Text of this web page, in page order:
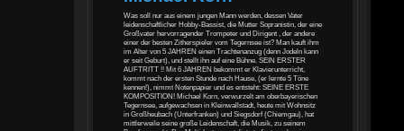
Was soll nur aus einem jungen Mann werden, dessen Vater
leidenschaftlicher Hobby-Bassist, die Mutter Sopranistin, der eine
Großvater hervorragender Trompeter und Dirigent , der andere
einer der besten Zitherspieler vom Tegernsee ist? Man kauft ihm
im Alter von 5 JAHREN einen Trachtenanzug (denn Jodeln kann
er seit Geburt), und stellt ihn auf eine Bühne. SEIN ERSTER
AUFTRITT !! Mit 6 JAHREN bekommt er Klavierunterricht,
kommt nach der ersten Stunde nach Hause, (er lernte 5 Töne
kennen!), nimmt Notenpapier und es entsteht: SEINE ERSTE
KOMPOSITION! Michael Korn, verwurzelt am oberbayerischen
Tegernsee, aufgewachsen in Kleinwallstadt, heute mit Wohnsitz
in Großheubach (Unterfranken) und Siegsdorf (Chiemgau), hat
mittlerweile seine große Leidenschaft, die Musik, zu seinem